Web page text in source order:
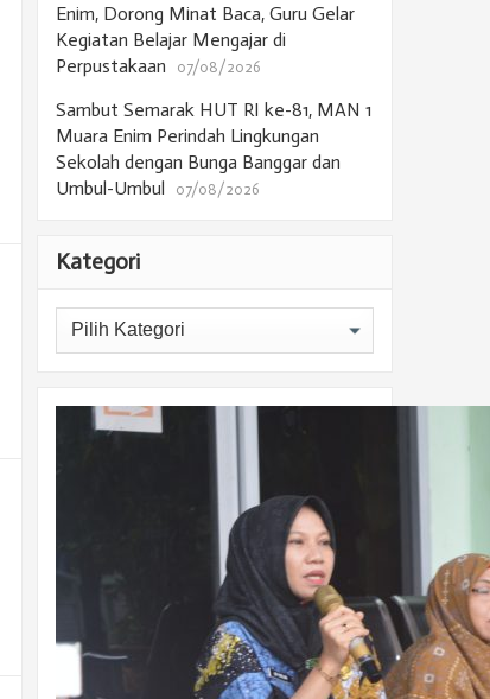
Enim, Dorong Minat Baca, Guru Gelar
Kegiatan Belajar Mengajar di
Perpustakaan
07/08/2026
Sambut Semarak HUT RI ke-81, MAN 1
Muara Enim Perindah Lingkungan
Sekolah dengan Bunga Banggar dan
Umbul-Umbul
07/08/2026
Kategori
Kategori